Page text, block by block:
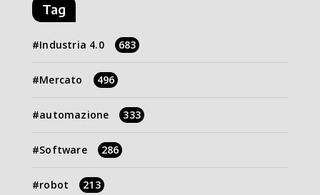
Tag
Industria 4.0 683
Mercato 496
automazione 333
Software 286
robot 213